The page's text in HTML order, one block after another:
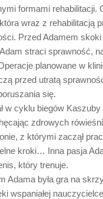
formami rehabilitacji.
wraz z rehabilitacją
Przed Adamem
straci sprawność,
planowane w
przed utratą
się.
w cyklu biegów
zdrowych
z którymi zaczął
kroki… Inna pasja
który trenuje.
Adama była gra na
wspaniałej